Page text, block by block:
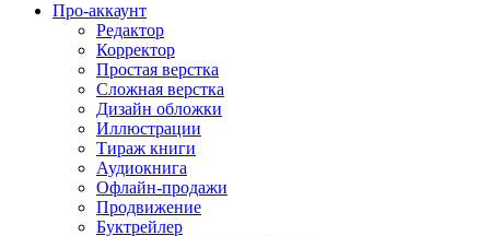
Про-аккаунт
Редактор
Корректор
Простая верстка
Сложная верстка
Дизайн обложки
Иллюстрации
Тираж книги
Аудиокнига
Офлайн-продажи
Продвижение
Буктрейлер